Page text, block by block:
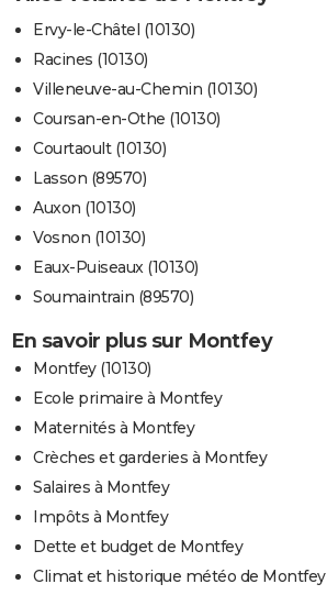
Ervy-le-Châtel (10130)
Racines (10130)
Villeneuve-au-Chemin (10130)
Coursan-en-Othe (10130)
Courtaoult (10130)
Lasson (89570)
Auxon (10130)
Vosnon (10130)
Eaux-Puiseaux (10130)
Soumaintrain (89570)
En savoir plus sur Montfey
Montfey (10130)
Ecole primaire à Montfey
Maternités à Montfey
Crèches et garderies à Montfey
Salaires à Montfey
Impôts à Montfey
Dette et budget de Montfey
Climat et historique météo de Montfey